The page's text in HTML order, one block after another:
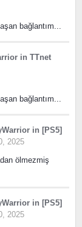
bağlantım...
in TTnet
bağlantım...
in [PS5]
2025
ölmezmiş
in [PS5]
2025